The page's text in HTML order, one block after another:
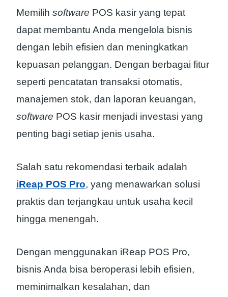
Memilih software POS kasir yang tepat
dapat membantu Anda mengelola bisnis
dengan lebih efisien dan meningkatkan
kepuasan pelanggan. Dengan berbagai fitur
seperti pencatatan transaksi otomatis,
manajemen stok, dan laporan keuangan,
software POS kasir menjadi investasi yang
penting bagi setiap jenis usaha.
Salah satu rekomendasi terbaik adalah
iReap POS Pro, yang menawarkan solusi
praktis dan terjangkau untuk usaha kecil
hingga menengah.
Dengan menggunakan iReap POS Pro,
bisnis Anda bisa beroperasi lebih efisien,
meminimalkan kesalahan, dan